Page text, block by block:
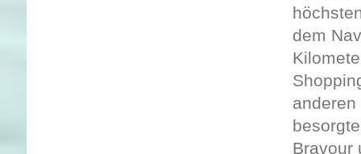
dem
Bravour